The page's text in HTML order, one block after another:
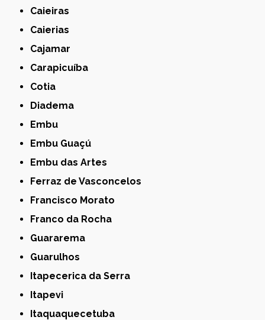
Caieiras
Caierias
Cajamar
Carapicuíba
Cotia
Diadema
Embu
Embu Guaçú
Embu das Artes
Ferraz de Vasconcelos
Francisco Morato
Franco da Rocha
Guararema
Guarulhos
Itapecerica da Serra
Itapevi
Itaquaquecetuba